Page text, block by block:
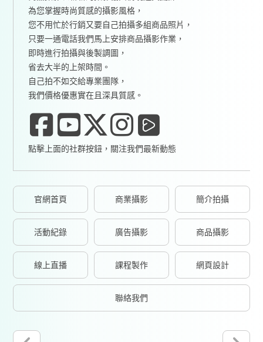
為您掌握時尚質感的攝影風格，
您不用忙於行銷又要自己拍攝多組商品照片，
只要一通電話我們馬上安排商品攝影作業，
即時進行拍攝與後製調圖，
省去大半的上架時間。
自己拍不如交給專業團隊，
我們價格優惠實在且深具質感。
點擊上面的社群按鈕，關注我們最新動態
官網首頁 商業攝影 簡介拍攝
活動紀錄 廣告攝影 商品攝影
線上直播 課程製作 網頁設計
聯絡我們